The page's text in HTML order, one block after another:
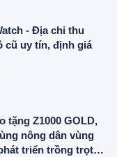
- Địa chỉ thu
cũ uy tín, định giá
tặng Z1000 GOLD,
nông dân vùng
triển trồng trọt